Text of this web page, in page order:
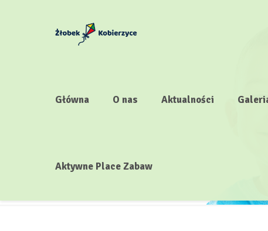
Główna O nas Aktualności
Aktywne Place Zabaw